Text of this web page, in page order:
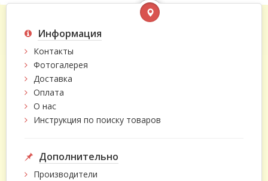
Информация
Контакты
Фотогалерея
Доставка
Оплата
О нас
Инструкция по поиску товаров
Дополнительно
Производители